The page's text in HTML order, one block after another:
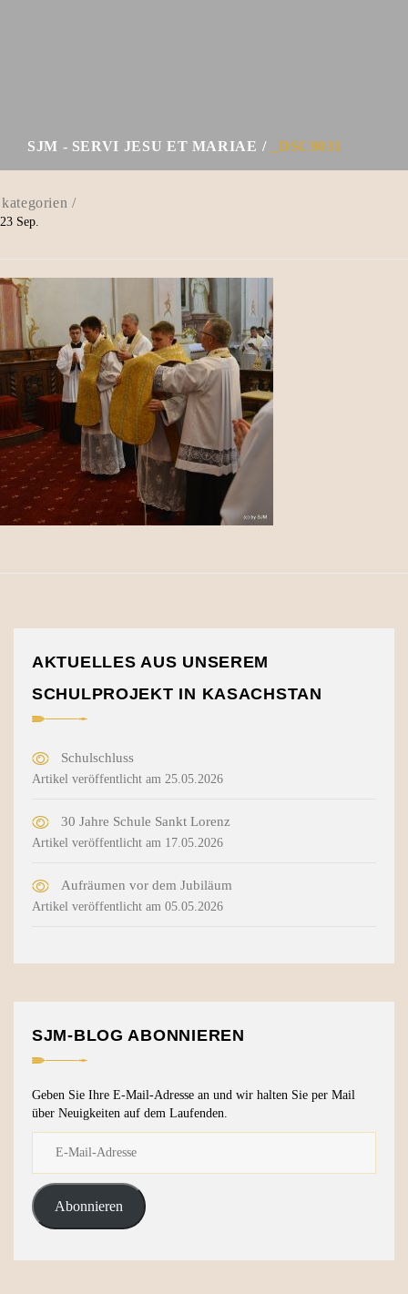
SJM - SERVI JESU ET MARIAE _DSC9031
23 Sep.
AKTUELLES AUS UNSEREM
SCHULPROJEKT IN KASACHSTAN
Schulschluss
Artikel veröffentlicht am 25.05.2026
30 Jahre Schule Sankt Lorenz
Artikel veröffentlicht am 17.05.2026
Aufräumen vor dem Jubiläum
Artikel veröffentlicht am 05.05.2026
SJM-BLOG ABONNIEREN
Geben Sie Ihre E-Mail-Adresse an und wir halten Sie per Mail
über Neuigkeiten auf dem Laufenden.
Abonnieren